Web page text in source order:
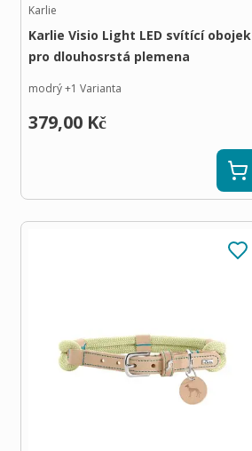
Karlie
Karlie Visio Light LED svítící obojek
pro dlouhosrstá plemena
modrý+1 Varianta
379,00 Kč